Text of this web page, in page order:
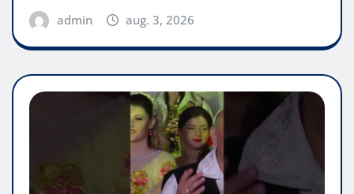
admin aug. 3, 2026